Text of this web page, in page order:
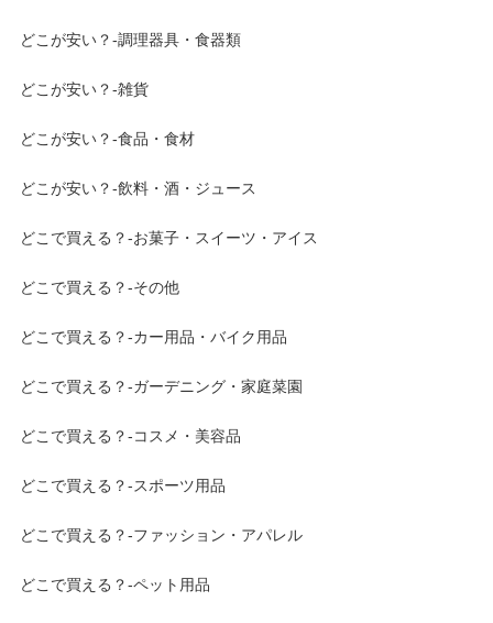
どこが安い？-調理器具・食器類
どこが安い？-雑貨
どこが安い？-食品・食材
どこが安い？-飲料・酒・ジュース
どこで買える？-お菓子・スイーツ・アイス
どこで買える？-その他
どこで買える？-カー用品・バイク用品
どこで買える？-ガーデニング・家庭菜園
どこで買える？-コスメ・美容品
どこで買える？-スポーツ用品
どこで買える？-ファッション・アパレル
どこで買える？-ペット用品